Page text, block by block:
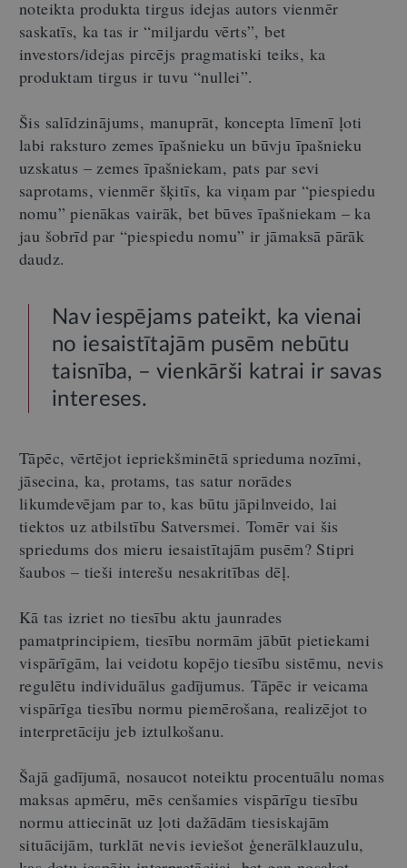
noteikta produkta tirgus idejas autors vienmēr
saskatīs, ka tas ir “miljardu vērts”, bet
investors/idejas pircējs pragmatiski teiks, ka
produktam tirgus ir tuvu “nullei”.
Šis salīdzinājums, manuprāt, koncepta līmenī ļoti
labi raksturo zemes īpašnieku un būvju īpašnieku
uzskatus – zemes īpašniekam, pats par sevi
saprotams, vienmēr šķitīs, ka viņam par “piespiedu
nomu” pienākas vairāk, bet būves īpašniekam – ka
jau šobrīd par “piespiedu nomu” ir jāmaksā pārāk
daudz.
Nav iespējams pateikt, ka vienai
no iesaistītajām pusēm nebūtu
taisnība, – vienkārši katrai ir savas
intereses.
Tāpēc, vērtējot iepriekšminētā sprieduma nozīmi,
jāsecina, ka, protams, tas satur norādes
likumdevējam par to, kas būtu jāpilnveido, lai
tiektos uz atbilstību Satversmei. Tomēr vai šis
spriedums dos mieru iesaistītajām pusēm? Stipri
šaubos – tieši interešu nesakritības dēļ.
Kā tas izriet no tiesību aktu jaunrades
pamatprincipiem, tiesību normām jābūt pietiekami
vispārīgām, lai veidotu kopējo tiesību sistēmu, nevis
regulētu individuālus gadījumus. Tāpēc ir veicama
vispārīga tiesību normu piemērošana, realizējot to
interpretāciju jeb iztulkošanu.
Šajā gadījumā, nosaucot noteiktu procentuālu nomas
maksas apmēru, mēs cenšamies vispārīgu tiesību
normu attiecināt uz ļoti dažādām tiesiskajām
situācijām, turklāt nevis ieviešot ģenerālklauzulu,